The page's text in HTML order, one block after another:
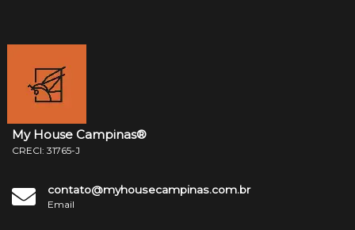
My House Campinas®
CRECI: 31765-J
contato@myhousecampinas.com.br
Email